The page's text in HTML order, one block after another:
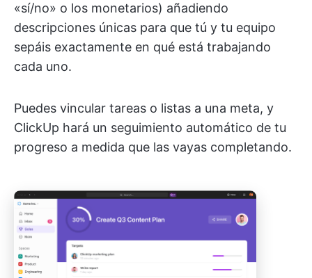
«sí/no» o los monetarios) añadiendo
descripciones únicas para que tú y tu equipo
sepáis exactamente en qué está trabajando
cada uno.
Puedes vincular tareas o listas a una meta, y
ClickUp hará un seguimiento automático de tu
progreso a medida que las vayas completando.